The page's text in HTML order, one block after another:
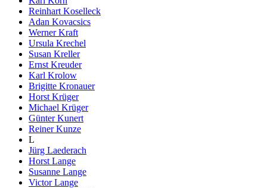
Reinhart Koselleck
Adan Kovacsics
Werner Kraft
Ursula Krechel
Susan Kreller
Ernst Kreuder
Karl Krolow
Brigitte Kronauer
Horst Krüger
Michael Krüger
Günter Kunert
Reiner Kunze
L
Jürg Laederach
Horst Lange
Susanne Lange
Victor Lange